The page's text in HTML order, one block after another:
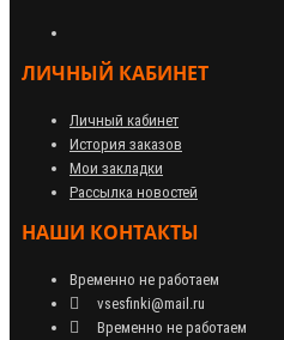
ЛИЧНЫЙ КАБИНЕТ
Личный кабинет
История заказов
Мои закладки
Рассылка новостей
НАШИ КОНТАКТЫ
Временно не работаем
vsesfinki@mail.ru
Временно не работаем